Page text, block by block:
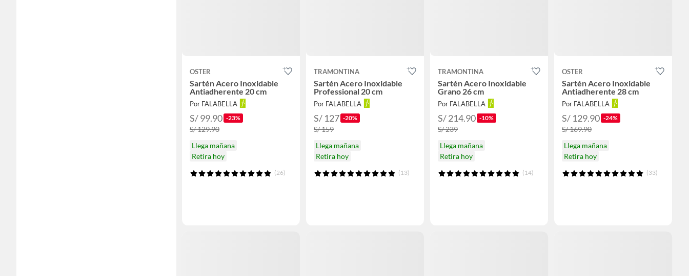
OSTER
Sartén Acero Inoxidable
Antiadherente 20 cm
Por FALABELLA
S/ 99.90 -23%
S/ 129.90
Llega mañana
Retira hoy
(26)
TRAMONTINA
Sartén Acero Inoxidable
Professional 20 cm
Por FALABELLA
S/ 127 -20%
S/ 159
Llega mañana
Retira hoy
(13)
TRAMONTINA
Sartén Acero Inoxidable
Grano 26 cm
Por FALABELLA
S/ 214.90 -10%
S/ 239
Llega mañana
Retira hoy
(14)
OSTER
Sartén Acero Inoxidable
Antiadherente 28 cm
Por FALABELLA
S/ 129.90 -24%
S/ 169.90
Llega mañana
Retira hoy
(33)